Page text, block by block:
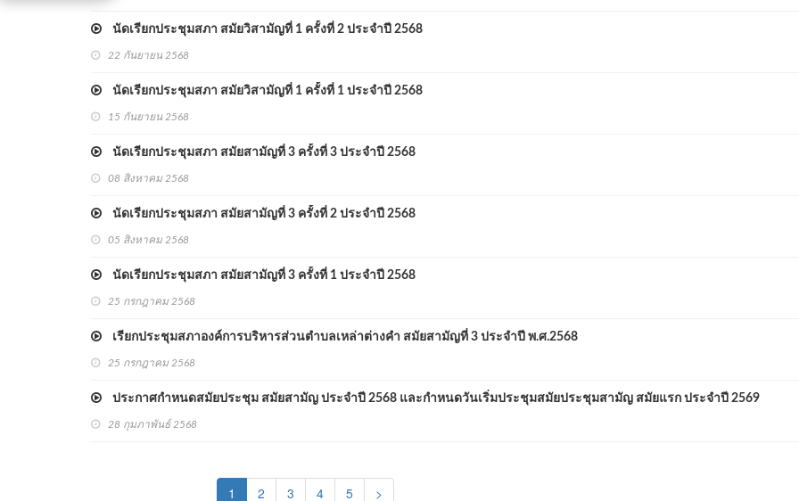
นัดเรียกประชุมสภา สมัยวิสามัญที่ 1 ครั้งที่ 2 ประจำปี 2568
22 กันยายน 2568
นัดเรียกประชุมสภา สมัยวิสามัญที่ 1 ครั้งที่ 1 ประจำปี 2568
15 กันยายน 2568
นัดเรียกประชุมสภา สมัยสามัญที่ 3 ครั้งที่ 3 ประจำปี 2568
08 สิงหาคม 2568
นัดเรียกประชุมสภา สมัยสามัญที่ 3 ครั้งที่ 2 ประจำปี 2568
05 สิงหาคม 2568
นัดเรียกประชุมสภา สมัยสามัญที่ 3 ครั้งที่ 1 ประจำปี 2568
25 กรกฎาคม 2568
เรียกประชุมสภาองค์การบริหารส่วนตำบลเหล่าต่างคำ สมัยสามัญที่ 3 ประจำปี พ.ศ.2568
25 กรกฎาคม 2568
ประกาศกำหนดสมัยประชุม สมัยสามัญ ประจำปี 2568 และกำหนดวันเริ่มประชุมสมัยประชุมสามัญ สมัยแรก ประจำปี 2569
28 กุมภาพันธ์ 2568
1 (current)
2 3 4 5 >